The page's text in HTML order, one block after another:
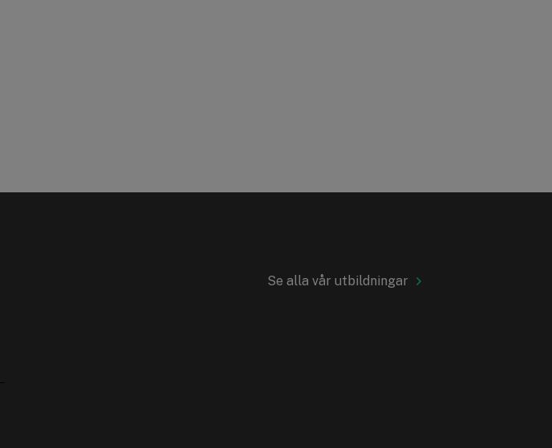
Se alla vår utbildningar